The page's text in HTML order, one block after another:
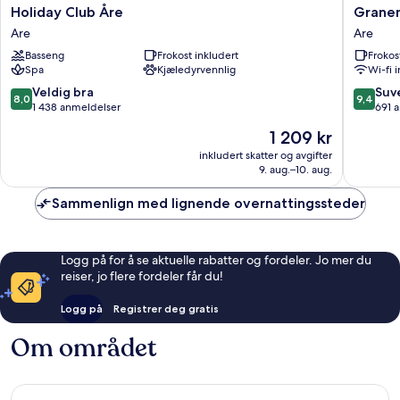
Holiday
Club
Åre
Are
Holiday Club Åre
Are
Basseng
Frokost inkludert
Spa
Kjæledyrvennlig
8.0
av
anmeldelser
8,0 Veldig bra
1 438 anmeldelser
Prisen
1 209 kr
1 209 kr
inkludert skatter og avgifter
9. aug.–10. aug.
Granen
Hotell
&
Are
Are
Wi-fi
9.4
av
9,4
691
Sammenlign med lignende overnattingssteder
Logg på for å se aktuelle rabatter og fordeler. Jo mer du
reiser, jo flere fordeler får du!
Logg på Registrer deg gratis
Om området